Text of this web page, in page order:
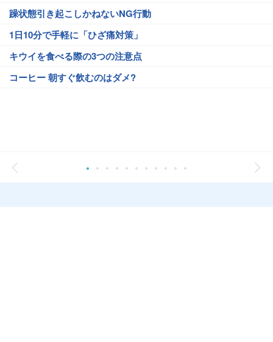
躁状態引き起こしかねないNG行動
1日10分で手軽に「ひざ痛対策」
キウイを食べる際の3つの注意点
コーヒー 朝すぐ飲むのはダメ?